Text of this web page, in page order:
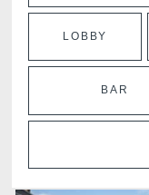
LOBBY
BAR